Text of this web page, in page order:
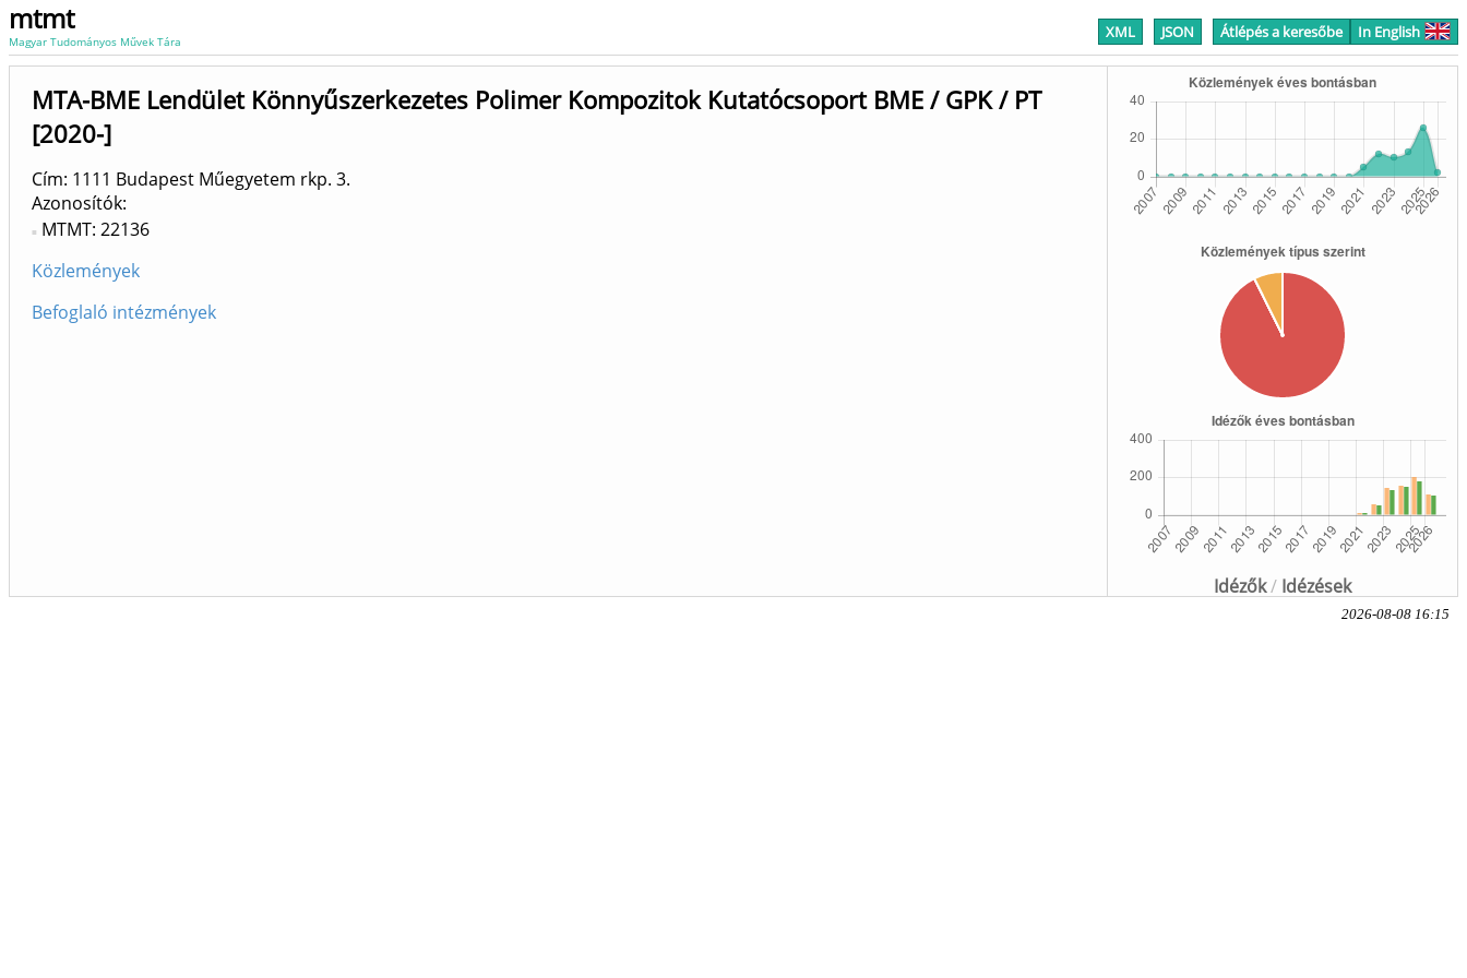
mtmt
Magyar Tudományos Művek Tára XML JSON Átlépés a keresőbe In English
Idézők/ Idézések
MTA-BME Lendület Könnyűszerkezetes Polimer Kompozitok Kutatócsoport BME / GPK / PT
[2020-]
Cím: 1111 Budapest Műegyetem rkp. 3.
Azonosítók
MTMT: 22136
Közlemények
Befoglaló intézmények
2026-08-08 16:15